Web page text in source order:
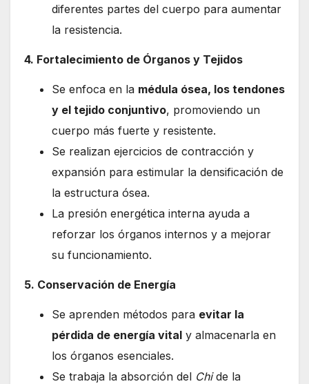
diferentes partes del cuerpo para aumentar
la resistencia.
4. Fortalecimiento de Órganos y Tejidos
Se enfoca en la médula ósea, los tendones
y el tejido conjuntivo, promoviendo un
cuerpo más fuerte y resistente.
Se realizan ejercicios de contracción y
expansión para estimular la densificación de
la estructura ósea.
La presión energética interna ayuda a
reforzar los órganos internos y a mejorar
su funcionamiento.
5. Conservación de Energía
Se aprenden métodos para evitar la
pérdida de energía vital y almacenarla en
los órganos esenciales.
Se trabaja la absorción del Chide la